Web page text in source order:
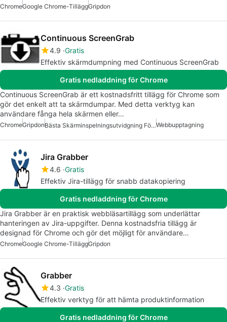
ChromeGoogle Chrome-TilläggGripdon
Continuous ScreenGrab
4.9 Gratis
Effektiv skärmdumpning med Continuous ScreenGrab
Gratis nedladdning för Chrome
Continuous ScreenGrab är ett kostnadsfritt tillägg för Chrome som
gör det enkelt att ta skärmdumpar. Med detta verktyg kan
användare fånga hela skärmen eller…
ChromeGripdon Bästa Skärminspelningsutvidgning För ChromeWebbupptagning
Jira Grabber
4.6 Gratis
Effektiv Jira-tillägg för snabb datakopiering
Gratis nedladdning för Chrome
Jira Grabber är en praktisk webbläsartillägg som underlättar
hanteringen av Jira-uppgifter. Denna kostnadsfria tillägg är
designad för Chrome och gör det möjligt för användare…
ChromeGoogle Chrome-TilläggGripdon
Grabber
4.3 Gratis
Effektiv verktyg för att hämta produktinformation
Gratis nedladdning för Chrome